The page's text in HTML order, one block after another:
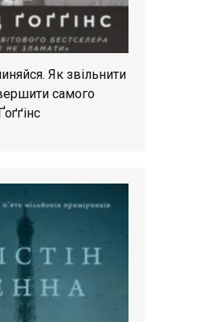
Як звільнити
самого